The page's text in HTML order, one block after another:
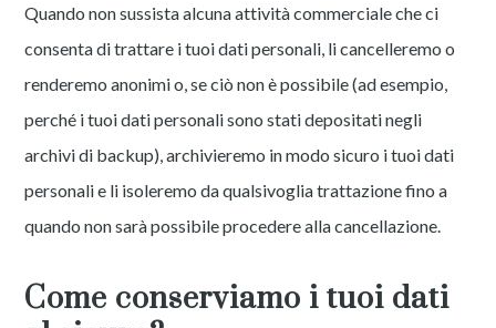
Quando non sussista alcuna attività commerciale che ci
consenta di trattare i tuoi dati personali, li cancelleremo o
renderemo anonimi o, se ciò non è possibile (ad esempio,
perché i tuoi dati personali sono stati depositati negli
archivi di backup), archivieremo in modo sicuro i tuoi dati
personali e li isoleremo da qualsivoglia trattazione fino a
quando non sarà possibile procedere alla cancellazione.
Come conserviamo i tuoi dati